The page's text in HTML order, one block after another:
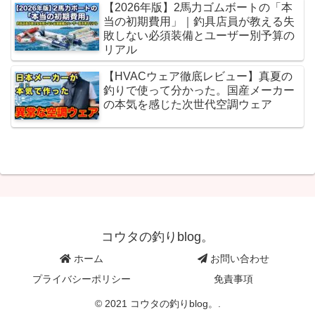
【2026年版】2馬力ゴムボートの「本
当の初期費用」｜釣具店員が教える失
敗しない必須装備とユーザー別予算の
リアル
【HVACウェア徹底レビュー】真夏の
釣りで使って分かった。国産メーカー
の本気を感じた次世代空調ウェア
コウタの釣りblog。
ホーム
お問い合わせ
プライバシーポリシー
免責事項
© 2021 コウタの釣りblog。.